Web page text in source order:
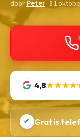
doorPeter· 31
4,8
✓ Gratis